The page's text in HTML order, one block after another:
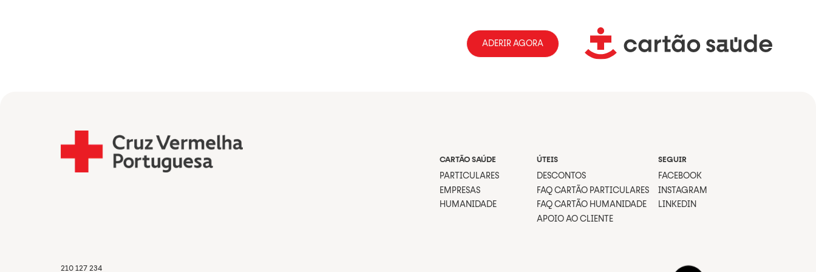
ADERIR AGORA
CARTÃO SAÚDE
PARTICULARES
EMPRESAS
HUMANIDADE
ÚTEIS
DESCONTOS
FAQ CARTÃO PARTICULARES
FAQ CARTÃO HUMANIDADE
APOIO AO CLIENTE
SEGUIR
FACEBOOK
INSTAGRAM
LINKEDIN
210 127 234